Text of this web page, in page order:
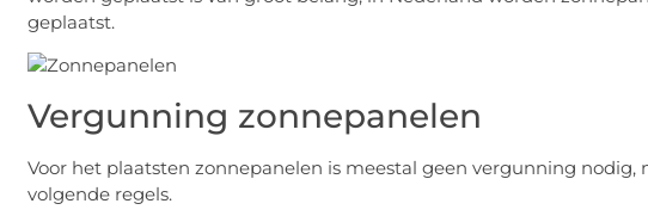
geplaatst.
Vergunning zonnepanelen
Voor het plaatsten zonnepanelen is meestal geen vergunning
volgende regels.